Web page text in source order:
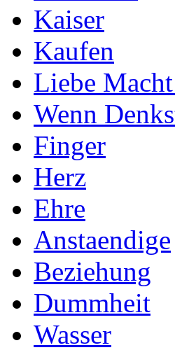
Kaiser
Kaufen
Liebe
Wenn
Finger
Herz
Ehre
Anstaendige
Beziehung
Dummheit
Wasser